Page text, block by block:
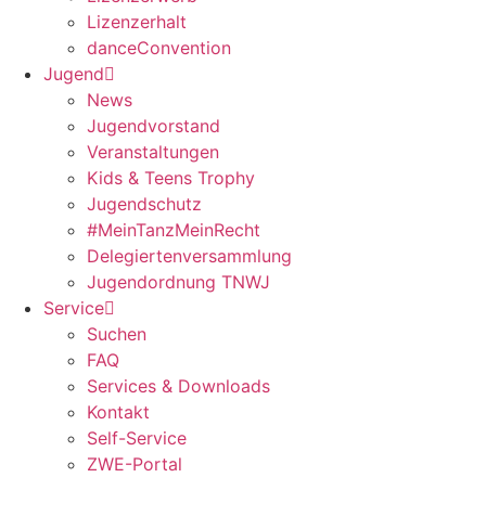
Lizenzerhalt
danceConvention
Jugend
News
Jugendvorstand
Veranstaltungen
Kids & Teens Trophy
Jugendschutz
#MeinTanzMeinRecht
Delegiertenversammlung
Jugendordnung TNWJ
Service
Suchen
FAQ
Services & Downloads
Kontakt
Self-Service
ZWE-Portal